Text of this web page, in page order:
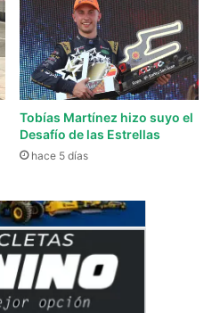
Tobías Martínez hizo suyo el
Desafío de las Estrellas
hace 5 días